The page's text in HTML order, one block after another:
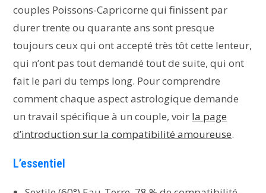
couples Poissons-Capricorne qui finissent par
durer trente ou quarante ans sont presque
toujours ceux qui ont accepté très tôt cette lenteur,
qui n’ont pas tout demandé tout de suite, qui ont
fait le pari du temps long. Pour comprendre
comment chaque aspect astrologique demande
un travail spécifique à un couple, voir la page
d’introduction sur la compatibilité amoureuse.
L’essentiel